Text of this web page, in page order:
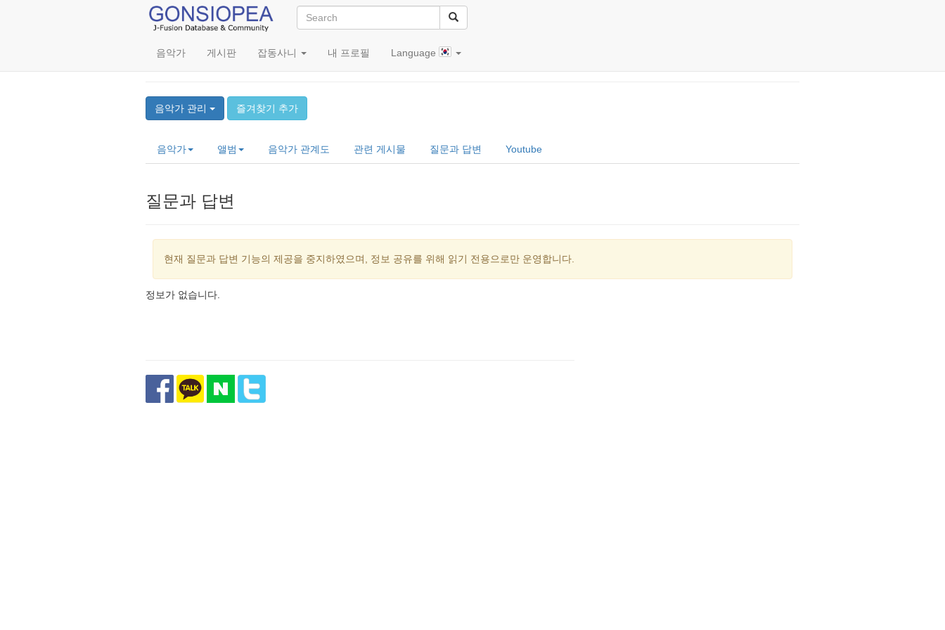
음악가 게시판 잡동사니 내 프로필 Language
Naoki Watanabe (渡辺直樹)
음악가 관리 즐겨찾기 추가
음악가 앨범 음악가 관계도 관련 게시물 질문과 답변 Youtube
질문과 답변
현재 질문과 답변 기능의 제공을 중지하였으며, 정보 공유를 위해 읽기 전용으로만 운영합니다.
정보가 없습니다.